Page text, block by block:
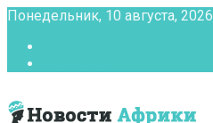
Понедельник, 10 августа, 2026